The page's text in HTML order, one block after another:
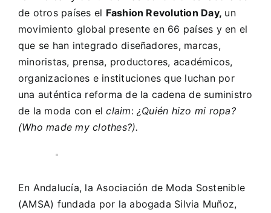
de otros países el Fashion Revolution Day, un
movimiento global presente en 66 países y en el
que se han integrado diseñadores, marcas,
minoristas, prensa, productores, académicos,
organizaciones e instituciones que luchan por
una auténtica reforma de la cadena de suministro
de la moda con elclaim:¿Quién hizo mi ropa?
(Who made my clothes?).
En Andalucía, la Asociación de Moda Sostenible
(AMSA) fundada por la abogada Silvia Muñoz,